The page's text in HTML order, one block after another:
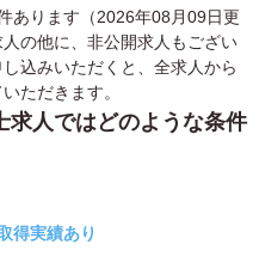
あります（2026年08月09日更
の他に、非公開求人もござい
し込みいただくと、全求人から
ただきます。
求人ではどのような条件
得実績あり